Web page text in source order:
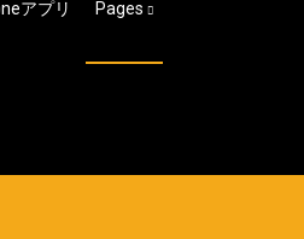
アプリ Pages